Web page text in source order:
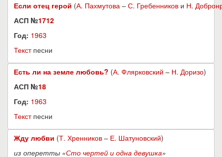
Если отец герой (А. Пахмутова – С. Гребенников и Н.
АСП №1712
Год: 1963
Текстпесни
Есть ли на земле любовь? (А. Флярковский – Н. Доризо)
АСП №18
Год: 1963
Текстпесни
Жду любви (Т. Хренников – Е. Шатуновский)
из оперетты «Сто чертей и одна девушка»